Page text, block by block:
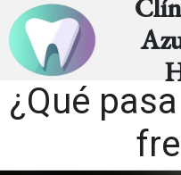
¿Qué